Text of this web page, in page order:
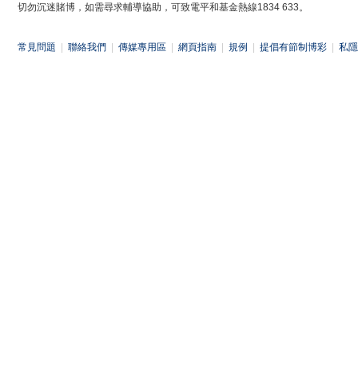
切勿沉迷賭博，如需尋求輔導協助，可致電平和基金熱線1834 633。
常見問題 聯絡我們 傳媒專用區 網頁指南 規例 提倡有節制博彩 私